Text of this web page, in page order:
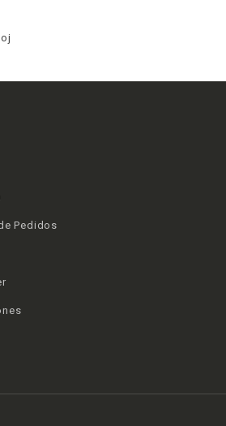
Pedidos